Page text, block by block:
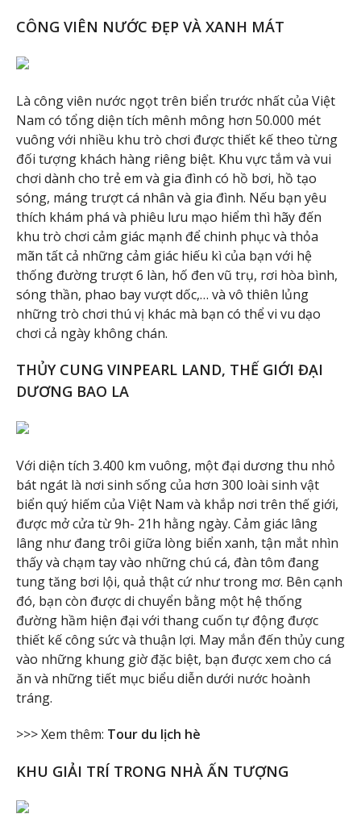
CÔNG VIÊN NƯỚC ĐẸP VÀ XANH MÁT
Là công viên nước ngọt trên biển trước nhất của Việt
Nam có tổng diện tích mênh mông hơn 50.000 mét
vuông với nhiều khu trò chơi được thiết kế theo từng
đối tượng khách hàng riêng biệt. Khu vực tắm và vui
chơi dành cho trẻ em và gia đình có hồ bơi, hồ tạo
sóng, máng trượt cá nhân và gia đình. Nếu bạn yêu
thích khám phá và phiêu lưu mạo hiểm thì hãy đến
khu trò chơi cảm giác mạnh để chinh phục và thỏa
mãn tất cả những cảm giác hiếu kì của bạn với hệ
thống đường trượt 6 làn, hố đen vũ trụ, rơi hòa bình,
sóng thần, phao bay vượt dốc,… và vô thiên lủng
những trò chơi thú vị khác mà bạn có thể vi vu dạo
chơi cả ngày không chán.
THỦY CUNG VINPEARL LAND, THẾ GIỚI ĐẠI
DƯƠNG BAO LA
Với diện tích 3.400 km vuông, một đại dương thu nhỏ
bát ngát là nơi sinh sống của hơn 300 loài sinh vật
biển quý hiếm của Việt Nam và khắp nơi trên thế giới,
được mở cửa từ 9h- 21h hằng ngày. Cảm giác lâng
lâng như đang trôi giữa lòng biển xanh, tận mắt nhìn
thấy và chạm tay vào những chú cá, đàn tôm đang
tung tăng bơi lội, quả thật cứ như trong mơ. Bên cạnh
đó, bạn còn được di chuyển bằng một hệ thống
đường hầm hiện đại với thang cuốn tự động được
thiết kế công sức và thuận lợi. May mắn đến thủy cung
vào những khung giờ đặc biệt, bạn được xem cho cá
ăn và những tiết mục biểu diễn dưới nước hoành
tráng.
>>> Xem thêm: Tour du lịch hè
KHU GIẢI TRÍ TRONG NHÀ ẤN TƯỢNG